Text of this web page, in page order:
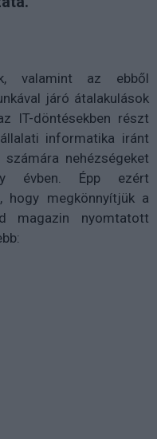
valamint az ebből
járó átalakulások
IT-döntésekben részt
informatika iránt
nehézségeket
évben. Épp ezért
hogy megkönnyítjük a
magazin nyomtatott